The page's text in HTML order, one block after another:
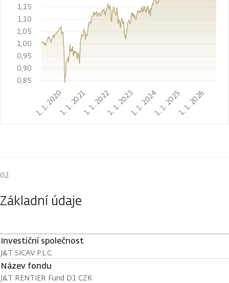
1. 1. 20201. 1. 20211. 1. 20221. 1. 20231. 1. 20241. 1. 20251. 1. 2026
0,85
0,90
0,95
1,00
1,05
1,10
1,15
Základní údaje
Investiční společnost
J&T SICAV P.L.C.
Název fondu
J&T RENTIER Fund D1 CZK